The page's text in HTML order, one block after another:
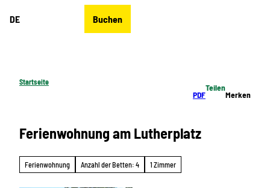
DE Buchen
Startseite
PDF
Teilen
Merken
Ferienwohnung am Lutherplatz
Ferienwohnung Anzahl der Betten: 4 1 Zimmer